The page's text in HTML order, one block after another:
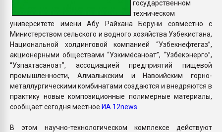
государственном
техническом
университете имени Абу Райхана Беруни совместно с
Министерством сельского и водного хозяйства Узбекистана,
Национальной холдинговой компанией “Узбекнефтегаз”,
акционерными обществами “Узкимёсаноат”, “Узбекэнерго”,
“Узпахтасаноат”, ассоциацией предприятий пищевой
промышленности, Алмалыкским и Навоийским горно-
металлургическими комбинатами создаются и внедряются в
практику новые композиционные полимерные материалы,
сообщает сегодня местное ИА 12news
В этом научно-технологическом комплексе действуют